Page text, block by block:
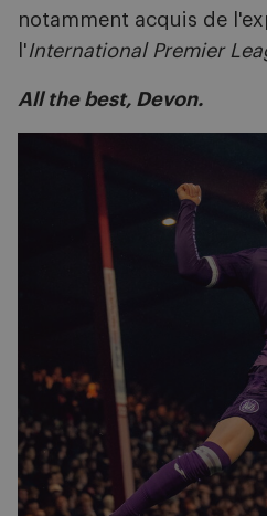
notamment acquis de
l'International Premier
All the best, Devon.